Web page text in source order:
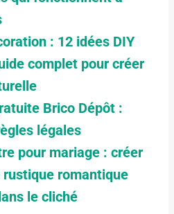
: 12 idées DIY
complet pour créer
Brico Dépôt :
légales
pour mariage : créer
rustique romantique
le cliché